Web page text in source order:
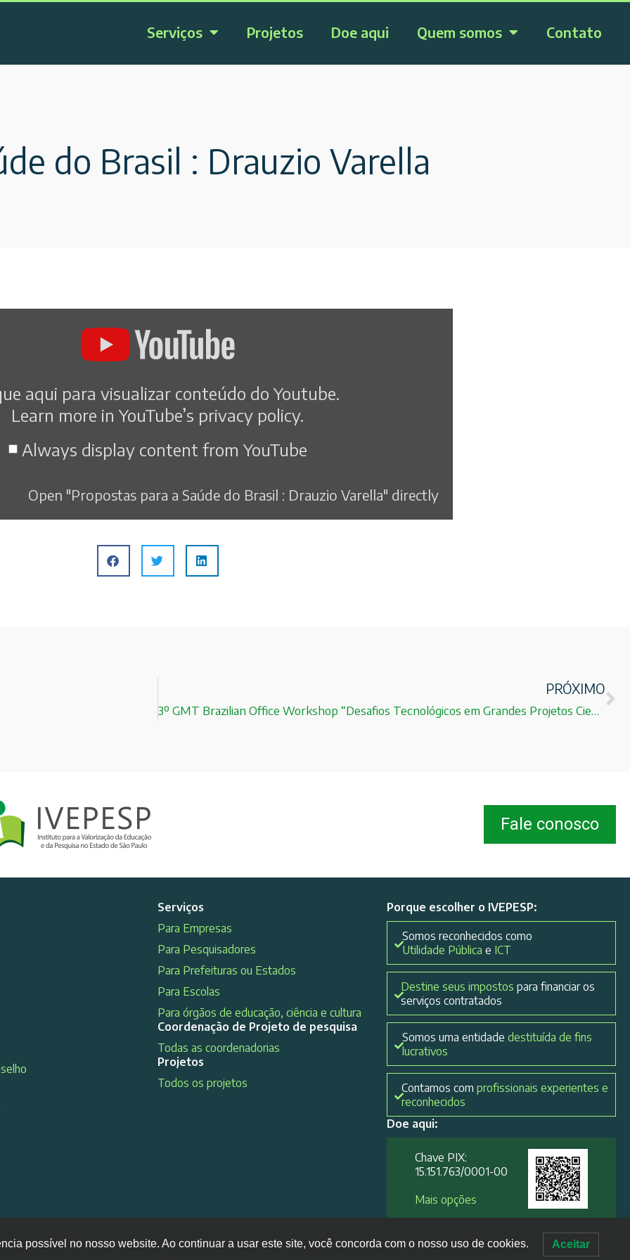
Serviços Projetos Doe aqui Quem somos Contato
do Brasil : Drauzio Varella
aqui para visualizar conteúdo do Youtube.
Learn more in YouTube’s privacy policy.
Always display content from YouTube
Open "Propostas para a Saúde do Brasil : Drauzio Varella" directly
PRÓXIMO
3º GMT Brazilian Office Workshop “Desafios Tecnológicos em Grandes Projetos Científicos” começa em 09/10/2018
Fale conosco
Serviços
Para Empresas
Para Pesquisadores
Para Prefeituras ou Estados
Para Escolas
Para órgãos de educação, ciência e cultura
Coordenação de Projeto de pesquisa
Todas as coordenadorias
Projetos
Todos os projetos
Porque escolher o IVEPESP:
Somos reconhecidos como
Utilidade Pública e ICT
Destine seus impostos para financiar os
serviços contratados
Somos uma entidadedestituída de fins
lucrativos
Contamos com profissionais experientes e
reconhecidos
Doe aqui:
Chave PIX:
15.151.763/0001-00​
Mais opções
possível no nosso website. Ao continuar a usar este site, você concorda com o nosso uso de cookies. Aceitar